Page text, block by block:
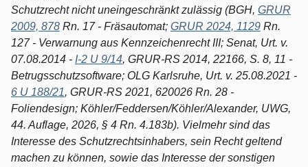
Schutzrecht nicht uneingeschränkt zulässig (BGH, GRUR
2009, 878 Rn. 17 - Fräsautomat; GRUR 2024, 1129 Rn.
127 - Verwarnung aus Kennzeichenrecht III; Senat, Urt. v.
07.08.2014 - I-2 U 9/14, GRUR-RS 2014, 22166, S. 8, 11 -
Betrugsschutzsoftware; OLG Karlsruhe, Urt. v. 25.08.2021 -
6 U 188/21, GRUR-RS 2021, 620026 Rn. 28 -
Foliendesign; Köhler/Feddersen/Köhler/Alexander, UWG,
44. Auflage, 2026, § 4 Rn. 4.183b). Vielmehr sind das
Interesse des Schutzrechtsinhabers, sein Recht geltend
machen zu können, sowie das Interesse der sonstigen